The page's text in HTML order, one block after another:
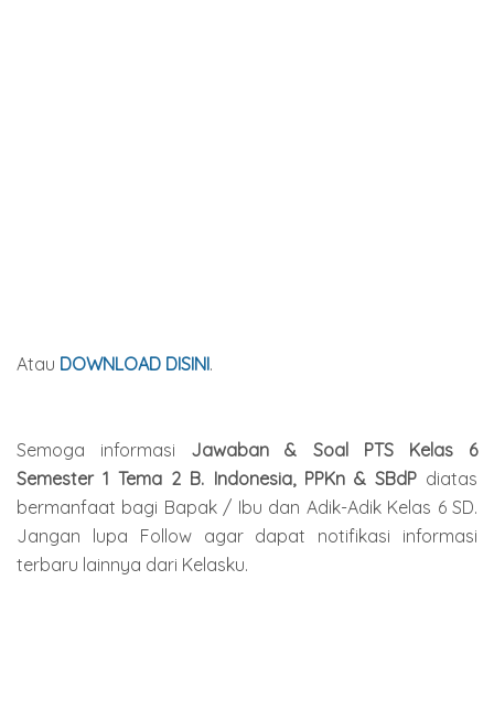
Atau DOWNLOAD DISINI.
Semoga informasi Jawaban & Soal PTS Kelas 6
Semester 1 Tema 2 B. Indonesia, PPKn & SBdPdiatas
bermanfaat bagi Bapak / Ibu dan Adik-Adik Kelas 6 SD.
Jangan lupa Follow agar dapat notifikasi informasi
terbaru lainnya dari Kelasku.